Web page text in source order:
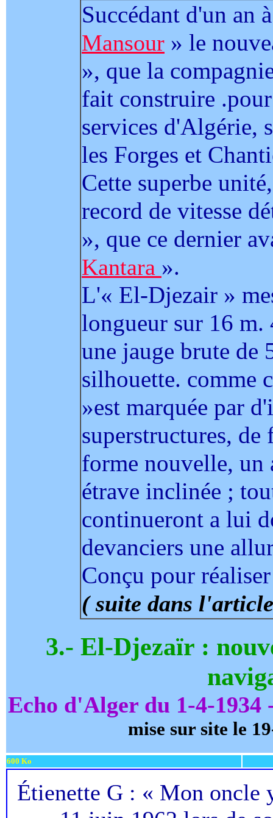
Succédant d'un an
Mansour » le
», que la
fait construire
services d'Algérie,
les Forges et
Cette superbe
record de vitesse
», que ce dernier
Kantara ».
L'« El-Djezair »
longueur sur 16 m.
une jauge brute de
silhouette. comme
»est marquée par
superstructures, de
forme nouvelle, un
étrave inclinée ;
continueront a lui
devanciers une
Conçu pour
( suite dans l'article
3.- El-Djezaïr :
Echo d'Alger du 1-4-
mise sur site le
600 Ko
Étienette G : « Mon oncle